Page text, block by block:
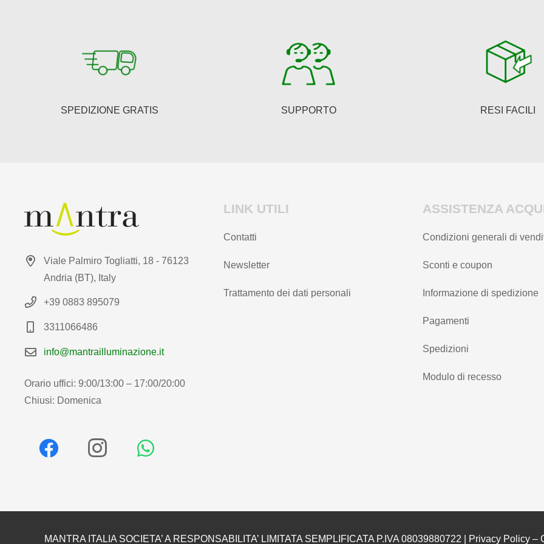
scelte
nella
del
SPEDIZIONE GRATIS SUPPORTO RESI FACILI
Viale Palmiro Togliatti, 18 - 76123
Andria (BT), Italy
+39 0883 895079
3311066486
info@mantrailluminazione.it
Orario uffici: 9:00/13:00 – 17:00/20:00
Chiusi: Domenica
LINK UTILI
Contatti
Newsletter
Trattamento dei dati personali
ASSISTENZA
Condizioni generali di
Sconti e coupon
Informazione di spedizione
Pagamenti
Spedizioni
Modulo di recesso
MANTRA ITALIA SOCIETA’ A RESPONSABILITA’ LIMITATA SEMPLIFICATA P.IVA 08039880722 | Privacy Policy –